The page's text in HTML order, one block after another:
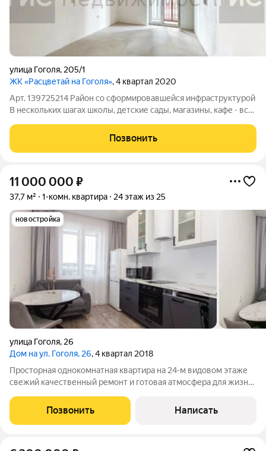
улица Гоголя, 205/1
ЖК «Расцветай на Гоголя», 4 квартал 2020
Арт. 139725214 Район со сформировавшейся инфраструктурой
В нескольких шагах школы, детские сады, магазины, кафе - всё
ходьбы, где и находится крупный парк для прогулок Квартал
состоит из трех домов,
Позвонить
11 000 000 ₽
37,7 м² 1-комн. квартира 24 этаж из 25
новостройка
улица Гоголя, 26
Дом на ул. Гоголя, 26, 4 квартал 2018
Просторная однокомнатная квартира на 24-м видовом этаже
свежий качественный ремонт и готовая атмосфера для жизни.
«Сибирская» и «Красный проспект», рядом ТЦ «Галерея»,
Центральный рынок, Центральный
Позвонить Написать